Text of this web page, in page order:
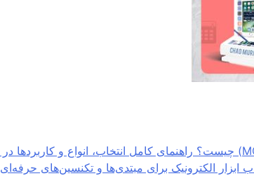
ابزار الکترونیک برای مبتدی‌ها و تکنسین‌های حرفه‌ای